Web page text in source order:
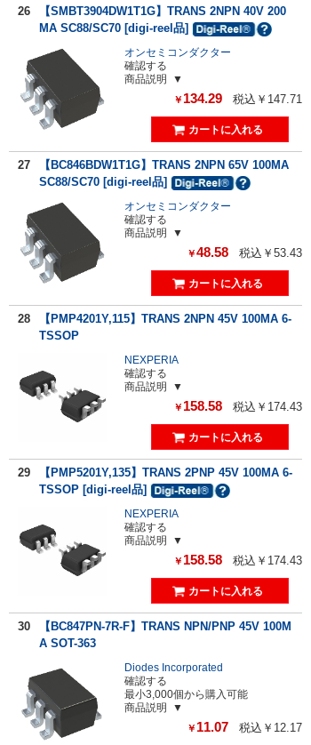
26
【SMBT3904DW1T1G】TRANS 2NPN 40V 200
MA SC88/SC70 [digi-reel品]
オンセミコンダクター
確認する
商品説明
￥ 134.29 税込￥147.71
27
【BC846BDW1T1G】TRANS 2NPN 65V 100MA
SC88/SC70 [digi-reel品]
オンセミコンダクター
確認する
商品説明
￥48.58 税込￥53.43
28
【PMP4201Y,115】TRANS 2NPN 45V 100MA 6-
TSSOP
NEXPERIA
確認する
商品説明
￥ 158.58 税込￥174.43
29
【PMP5201Y,135】TRANS 2PNP 45V 100MA 6-
TSSOP [digi-reel品]
NEXPERIA
確認する
商品説明
￥ 158.58 税込￥174.43
30
【BC847PN-7R-F】TRANS NPN/PNP 45V 100M
A SOT-363
Diodes Incorporated
確認する
最小3,000個から購入可能
商品説明
￥ 11.07 税込￥12.17